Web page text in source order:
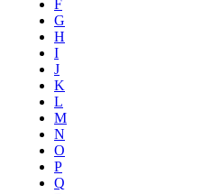
F
G
H
I
J
K
L
M
N
O
P
Q